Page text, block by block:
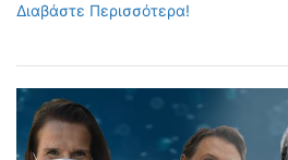
Διαβάστε Περισσότερα!